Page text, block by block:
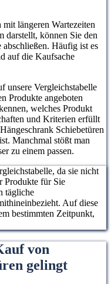
längeren Wartezeiten
darstellt, können Sie den
Häufig ist es
auf die Kaufsache
unsere Vergleichstabelle
Produkte angeboten
welches Produkt
und Kriterien erfüllt
Schiebetüren
Manchmal stößt man
zu einem passen.
da sie nicht
Produkte für Sie
tägliche
Auf diese
bestimmten Zeitpunkt,
von
gelingt